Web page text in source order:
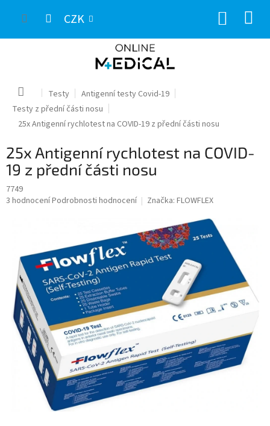
CZK
Domů Testy
Antigenní testy Covid-19
Testy z přední části nosu
25x Antigenní rychlotest na COVID-19 z přední části nosu
25x Antigenní rychlotest na COVID-
19 z přední části nosu
7749
Průměrné
hvězdiček.
3 hodnoceníPodrobnosti hodnocení Značka: FLOWFLEX